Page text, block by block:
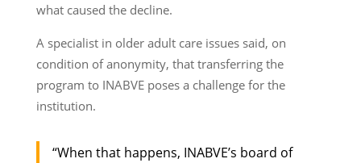
what caused the decline.
A specialist in older adult care issues said, on
condition of anonymity, that transferring the
program to INABVE poses a challenge for the
institution.
“When that happens, INABVE’s board of